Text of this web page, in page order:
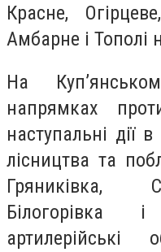
Красне,
Амбарне і Тополі
На
напрямках
наступальні дії
лісництва та
Гряниківка,
Білогорівка